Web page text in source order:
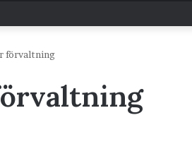
förvaltning